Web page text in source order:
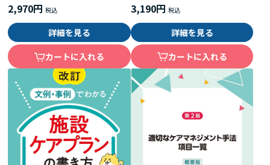
2,970円
詳細を見る
カートに入れる
3,190円
詳細を見る
カートに入れる